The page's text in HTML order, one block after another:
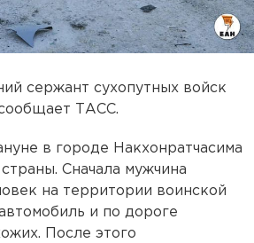
сержант сухопутных войск
ТАСС.
в городе Накхонратчасима
Сначала мужчина
на территории воинской
и по дороге
После этого